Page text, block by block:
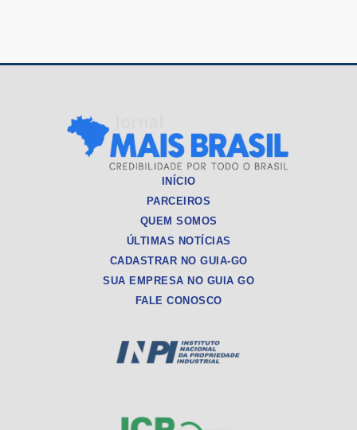
INÍCIO
PARCEIROS
QUEM SOMOS
ÚLTIMAS NOTÍCIAS
CADASTRAR NO GUIA-GO
SUA EMPRESA NO GUIA GO
FALE CONOSCO